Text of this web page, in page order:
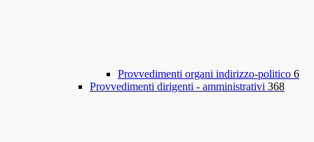
Provvedimenti organi indirizzo-politico 6
Provvedimenti dirigenti - amministrativi 368